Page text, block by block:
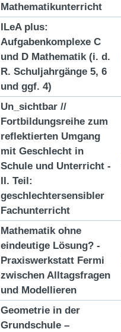
Mathematikunterricht
ILeA plus:
Aufgabenkomplexe C
und D Mathematik (i. d.
R. Schuljahrgänge 5, 6
und ggf. 4)
Un_sichtbar //
Fortbildungsreihe zum
reflektierten Umgang
mit Geschlecht in
Schule und Unterricht -
II. Teil:
geschlechtersensibler
Fachunterricht
Mathematik ohne
eindeutige Lösung? -
Praxiswerkstatt Fermi
zwischen Alltagsfragen
und Modellieren
Geometrie in der
Grundschule –